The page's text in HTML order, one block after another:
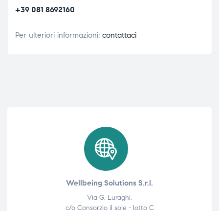
+39 081 8692160
Per ulteriori informazioni: contattaci
Wellbeing Solutions S.r.l.
Via G. Luraghi,
c/o Consorzio il sole - lotto C